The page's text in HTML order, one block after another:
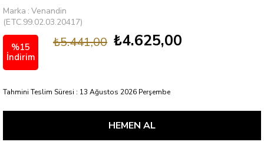
Marka : Venandin
(ETC.99.02.03.20417)
%15
İndirim
₺5.441,00 ₺4.625,00
Tahmini Teslim Süresi : 13 Ağustos 2026 Perşembe